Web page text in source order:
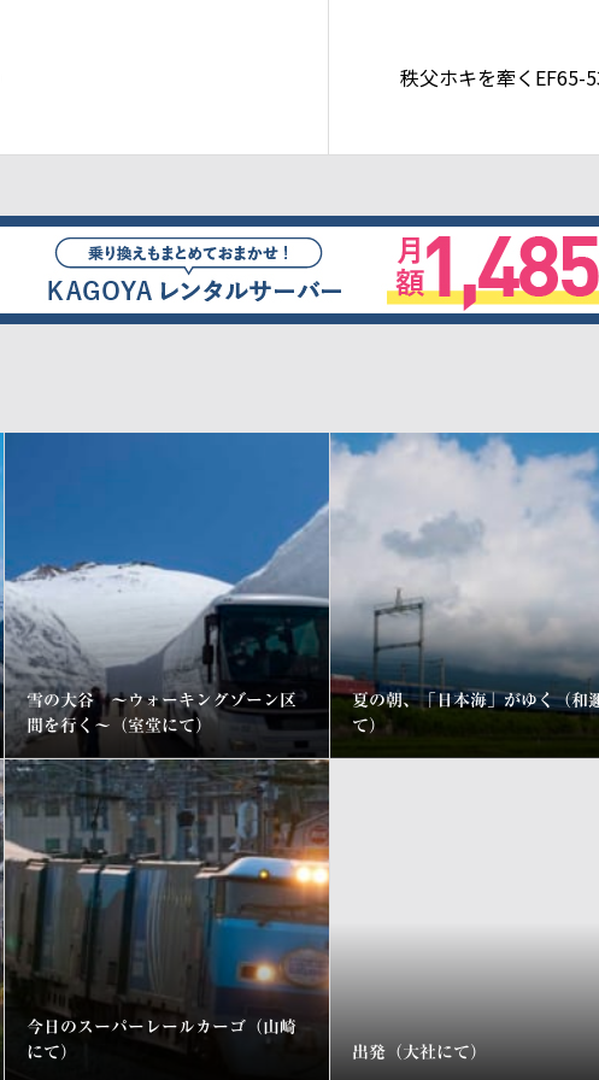
秩父ホキを牽くEF65-
雪の大谷 ～ウォーキングゾーン区
間を行く～（室堂にて）
夏の朝、「日本海」がゆく（和
て）
今日のスーパーレールカーゴ（山崎
にて）
出発（大社にて）